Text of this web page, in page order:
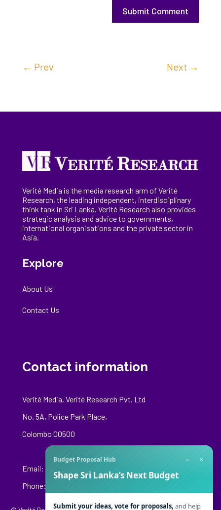
Submit Comment
← Prev Next →
Verité Media is the media research arm of Verité
Research, theleading independent, interdisciplinary
think tank in Sri Lanka . Verité Research also provides
strategic analysis and advice to governments,
international organisations and the private sector in
Asia.
Explore
About Us
Contact Us
Contact information
Verité Media, Verité Research Pvt. Ltd
No. 5A, Police Park Place,
Colombo 00500
Email:
Phone: +94 76 148 8544
Budget Proposal Hub − ×
Shape Sri Lanka’s Next Budget
Submit your ideas, vote for proposals, and help